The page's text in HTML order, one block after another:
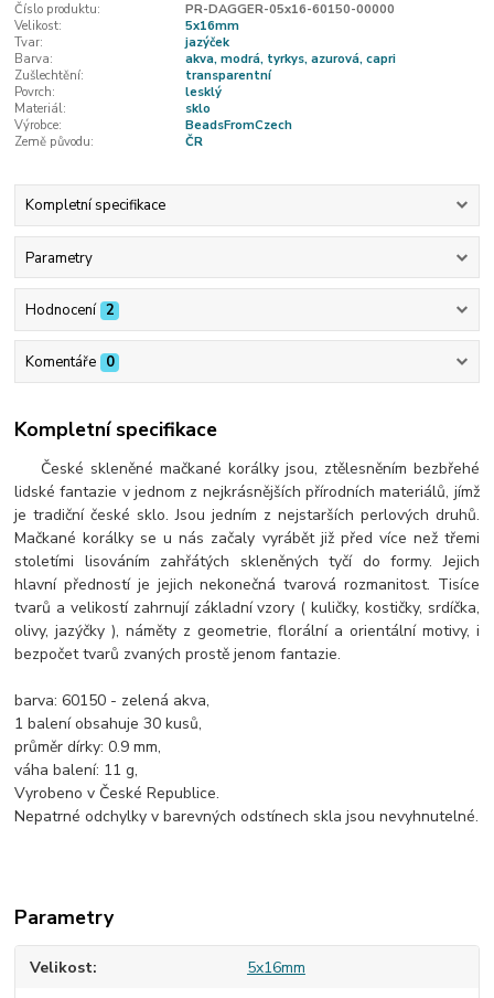
Číslo produktu:
PR-DAGGER-05x16-60150-00000
Velikost:
5x16mm
Tvar:
jazýček
Barva:
akva, modrá, tyrkys, azurová, capri
Zušlechtění:
transparentní
Povrch:
lesklý
Materiál:
sklo
Výrobce:
BeadsFromCzech
Země původu:
ČR
Kompletní specifikace
Parametry
Hodnocení 2
Komentáře 0
Kompletní specifikace
České skleněné mačkané korálky jsou, ztělesněním bezbřehé
lidské fantazie v jednom z nejkrásnějších přírodních materiálů, jímž
je tradiční české sklo. Jsou jedním z nejstarších perlových druhů.
Mačkané korálky se u nás začaly vyrábět již před více než třemi
stoletími lisováním zahřátých skleněných tyčí do formy. Jejich
hlavní předností je jejich nekonečná tvarová rozmanitost. Tisíce
tvarů a velikostí zahrnují základní vzory ( kuličky, kostičky, srdíčka,
olivy, jazýčky ), náměty z geometrie, florální a orientální motivy, i
bezpočet tvarů zvaných prostě jenom fantazie.
barva: 60150 - zelená akva,
1 balení obsahuje 30 kusů,
průměr dírky: 0.9 mm,
váha balení: 11 g,
Vyrobeno v České Republice.
Nepatrné odchylky v barevných odstínech skla jsou nevyhnutelné.
Parametry
Velikost 5x16mm